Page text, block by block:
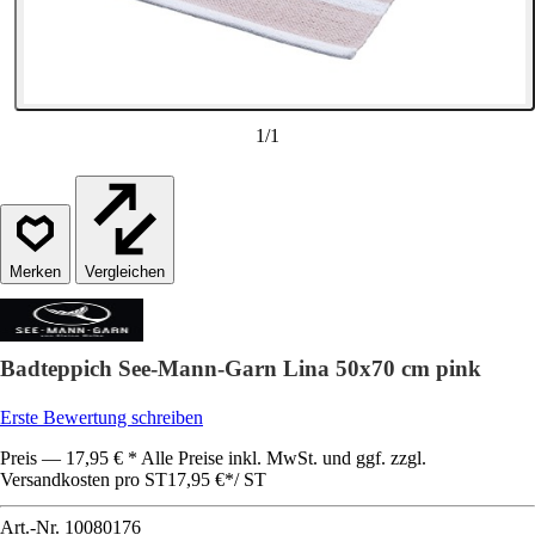
1/1
Vergleichen
Badteppich See-Mann-Garn Lina 50x70 cm pink
Erste Bewertung schreiben
Preis — 17,95 € * Alle Preise inkl. MwSt. und ggf. zzgl.
Versandkosten pro ST17,95 €*/ ST
Art.-Nr. 10080176